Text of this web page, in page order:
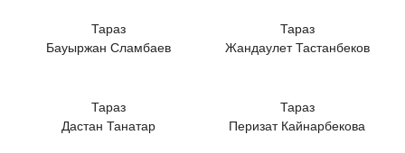
Тараз
Бауыржан Сламбаев
Тараз
Жандаулет Тастанбеков
Тараз
Дастан Танатар
Тараз
Перизат Кайнарбекова